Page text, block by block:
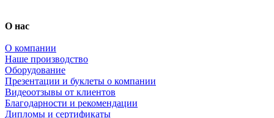
О нас
О компании
Наше производство
Оборудование
Презентации и буклеты о компании
Видеоотзывы от клиентов
Благодарности и рекомендации
Дипломы и сертификаты